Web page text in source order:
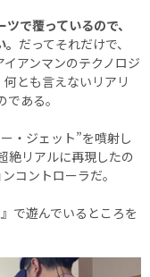
で覆っているので、
だってそれだけで、
アンマンのテクノロジ
とも言えないリアリ
ある。
・ジェット”を噴射し
絶リアルに再現したの
コントローラだ。
で遊んでいるところを